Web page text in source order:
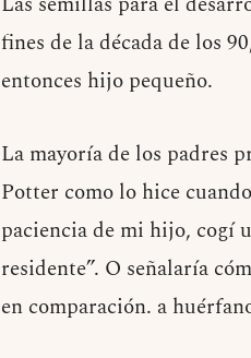
fines de la década de los
entonces hijo pequeño.
La mayoría de los padres
Potter como lo hice
paciencia de mi hijo, cogí
residente”. O señalaría
en comparación. a